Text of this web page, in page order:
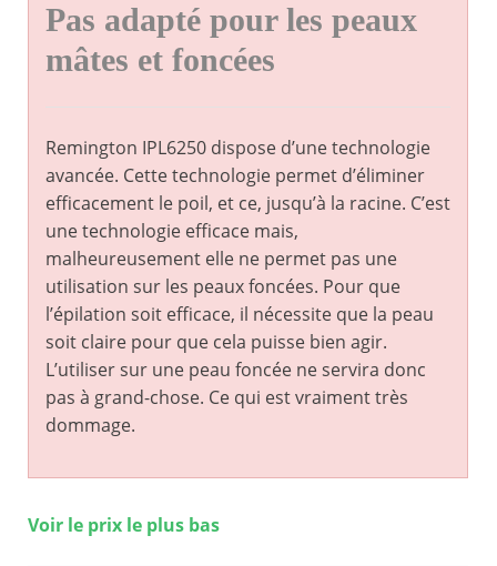
Pas adapté pour les peaux
mâtes et foncées
Remington IPL6250 dispose d’une technologie
avancée. Cette technologie permet d’éliminer
efficacement le poil, et ce, jusqu’à la racine. C’est
une technologie efficace mais,
malheureusement elle ne permet pas une
utilisation sur les peaux foncées. Pour que
l’épilation soit efficace, il nécessite que la peau
soit claire pour que cela puisse bien agir.
L’utiliser sur une peau foncée ne servira donc
pas à grand-chose. Ce qui est vraiment très
dommage.
Voir le prix le plus bas